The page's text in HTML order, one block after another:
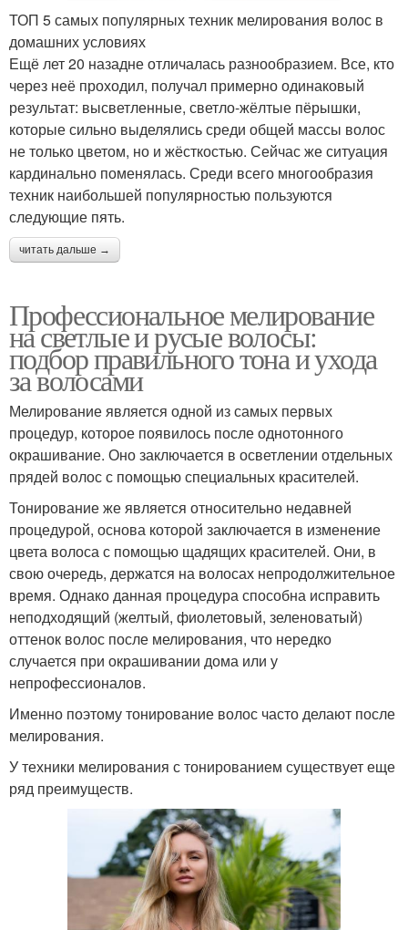
ТОП 5 самых популярных техник мелирования волос в
домашних условиях
Ещё лет 20 назадне отличалась разнообразием. Все, кто
через неё проходил, получал примерно одинаковый
результат: высветленные, светло-жёлтые пёрышки,
которые сильно выделялись среди общей массы волос
не только цветом, но и жёсткостью. Сейчас же ситуация
кардинально поменялась. Среди всего многообразия
техник наибольшей популярностью пользуются
следующие пять.
читать дальше →
Профессиональное мелирование
на светлые и русые волосы:
подбор правильного тона и ухода
за волосами
Мелирование является одной из самых первых
процедур, которое появилось после однотонного
окрашивание. Оно заключается в осветлении отдельных
прядей волос с помощью специальных красителей.
Тонирование же является относительно недавней
процедурой, основа которой заключается в изменение
цвета волоса с помощью щадящих красителей. Они, в
свою очередь, держатся на волосах непродолжительное
время. Однако данная процедура способна исправить
неподходящий (желтый, фиолетовый, зеленоватый)
оттенок волос после мелирования, что нередко
случается при окрашивании дома или у
непрофессионалов.
Именно поэтому тонирование волос часто делают после
мелирования.
У техники мелирования с тонированием существует еще
ряд преимуществ.